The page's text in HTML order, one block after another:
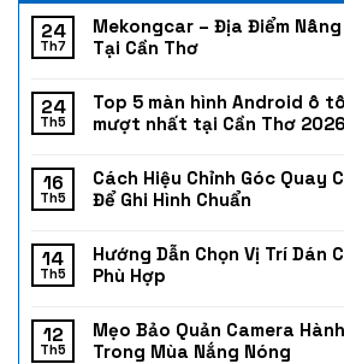
24
Th7
Mekongcar – Địa Điểm Nâng
Tại Cần Thơ
24
Th5
Top 5 màn hình Android ô
mượt nhất tại Cần Thơ
16
Th5
Cách Hiệu Chỉnh Góc Quay
Để Ghi Hình Chuẩn
14
Th5
Hướng Dẫn Chọn Vị Trí Dán
Phù Hợp
12
Th5
Mẹo Bảo Quản Camera
Trong Mùa Nắng Nóng